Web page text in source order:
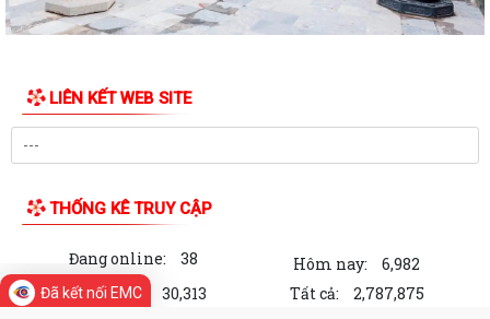
Hà họp phiên thường kỳ Quý II...
Công an thành phố Hải Phòng khai giảng lớp bồi dưỡng nghiệp vụ cho
lực lượng tham gia bảo vệ an...
27/7/2026 đến ngày 31/7/2026
Thanh Hà tổ chức Lễ thắp nến tri ân các Anh hùng Liệt sĩ.
Ủy ban MTTQ Việt Nam xã Thanh Hà trao tặng di ảnh phục dựng và
LIÊN KẾT WEB SITE
THỐNG KÊ TRUY CẬP
Đang online: 38 Hôm nay:
6,982
Trong tuần:
30,313 Tất cả: 2,787,875
Đã kết nối EMC